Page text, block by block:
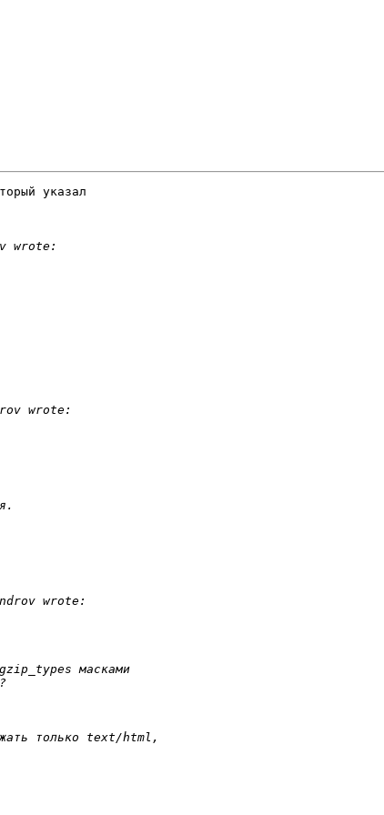
указал